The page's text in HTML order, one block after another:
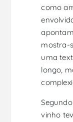
como
mostra-
uma
longo,
vinho